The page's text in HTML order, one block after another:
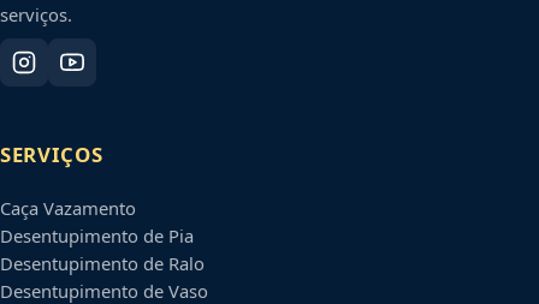
serviços.
SERVIÇOS
Caça Vazamento
Desentupimento de Pia
Desentupimento de Ralo
Desentupimento de Vaso